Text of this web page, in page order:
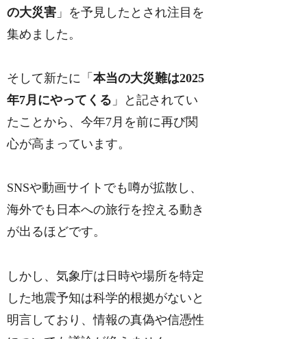
の大災害 」を予見したとされ注目を
集めました。
そして新たに「本当の大災難は2025
年7月にやってくる 」と記されてい
たことから、今年7月を前に再び関
心が高まっています。
SNSや動画サイトでも噂が拡散し、
海外でも日本への旅行を控える動き
が出るほどです。
しかし、気象庁は日時や場所を特定
した地震予知は科学的根拠がないと
明言しており、情報の真偽や信憑性